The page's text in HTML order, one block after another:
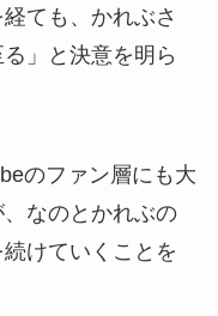
ても、かれぶさ
」と決意を明ら
のファン層にも大
なのとかれぶの
けていくことを